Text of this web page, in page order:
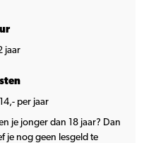
jaar
per jaar
je jonger dan 18 jaar? Dan
je nog geen lesgeld te